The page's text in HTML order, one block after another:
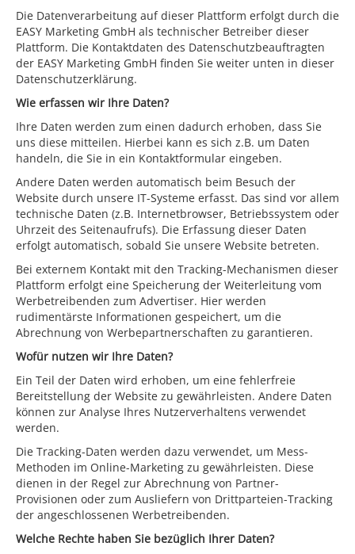
Die Datenverarbeitung auf dieser Plattform erfolgt durch die
EASY Marketing GmbH als technischer Betreiber dieser
Plattform. Die Kontaktdaten des Datenschutzbeauftragten
der EASY Marketing GmbH finden Sie weiter unten in dieser
Datenschutzerklärung.
Wie erfassen wir Ihre Daten?
Ihre Daten werden zum einen dadurch erhoben, dass Sie
uns diese mitteilen. Hierbei kann es sich z.B. um Daten
handeln, die Sie in ein Kontaktformular eingeben.
Andere Daten werden automatisch beim Besuch der
Website durch unsere IT-Systeme erfasst. Das sind vor allem
technische Daten (z.B. Internetbrowser, Betriebssystem oder
Uhrzeit des Seitenaufrufs). Die Erfassung dieser Daten
erfolgt automatisch, sobald Sie unsere Website betreten.
Bei externem Kontakt mit den Tracking-Mechanismen dieser
Plattform erfolgt eine Speicherung der Weiterleitung vom
Werbetreibenden zum Advertiser. Hier werden
rudimentärste Informationen gespeichert, um die
Abrechnung von Werbepartnerschaften zu garantieren.
Wofür nutzen wir Ihre Daten?
Ein Teil der Daten wird erhoben, um eine fehlerfreie
Bereitstellung der Website zu gewährleisten. Andere Daten
können zur Analyse Ihres Nutzerverhaltens verwendet
werden.
Die Tracking-Daten werden dazu verwendet, um Mess-
Methoden im Online-Marketing zu gewährleisten. Diese
dienen in der Regel zur Abrechnung von Partner-
Provisionen oder zum Ausliefern von Drittparteien-Tracking
der angeschlossenen Werbetreibenden.
Welche Rechte haben Sie bezüglich Ihrer Daten?